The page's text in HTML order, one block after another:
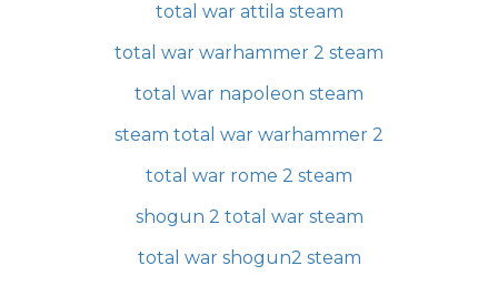
total war attila steam
total war warhammer 2 steam
total war napoleon steam
steam total war warhammer 2
total war rome 2 steam
shogun 2 total war steam
total war shogun2 steam